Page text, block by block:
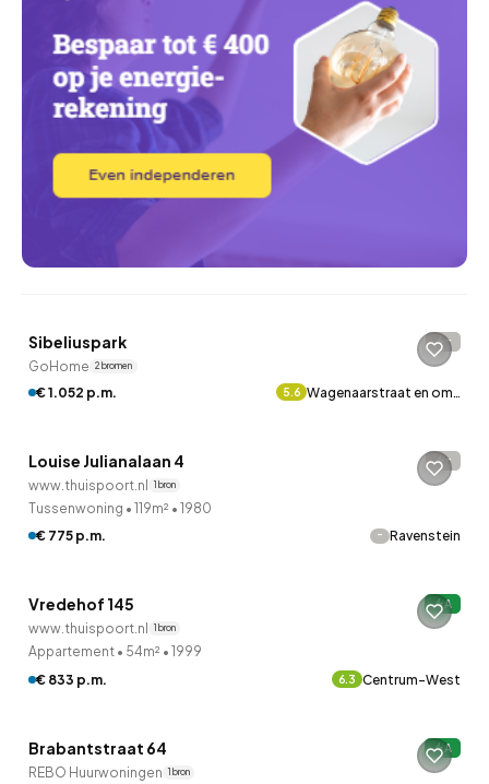
Sibeliuspark -
GoHome 2 bronnen
€ 1.052 p.m. 5.6 Wagenaarstraat en om…
QUICKLANE™
Woningcorporatie
Louise Julianalaan 4 -
www.thuispoort.nl 1 bron
Tussenwoning • 119m² • 1980
€ 775 p.m.
- Ravenstein
QUICKLANE™
Woningcorporatie
Vredehof 145 A
www.thuispoort.nl 1 bron
Appartement • 54m² • 1999
€ 833 p.m.
6.3 Centrum-West
QUICKLANE™
Brabantstraat 64 A
REBO Huurwoningen 1 bron